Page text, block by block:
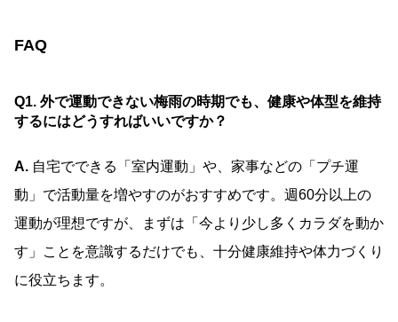
FAQ
Q1. 外で運動できない梅雨の時期でも、健康や体型を維持
するにはどうすればいいですか？
A. 自宅でできる「室内運動」や、家事などの「プチ運
動」で活動量を増やすのがおすすめです。週60分以上の
運動が理想ですが、まずは「今より少し多くカラダを動か
す」ことを意識するだけでも、十分健康維持や体力づくり
に役立ちます。